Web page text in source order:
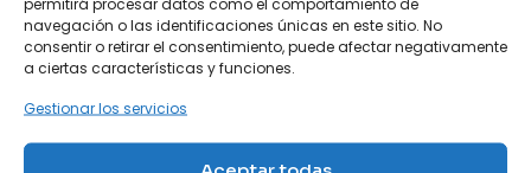
navegación o las identificaciones únicas en este sitio. No
consentir o retirar el consentimiento, puede afectar negativamente
a ciertas características y funciones.
Gestionar los servicios
mobiliario juvenil. Calidad superior para tu
hogar, garantizada.